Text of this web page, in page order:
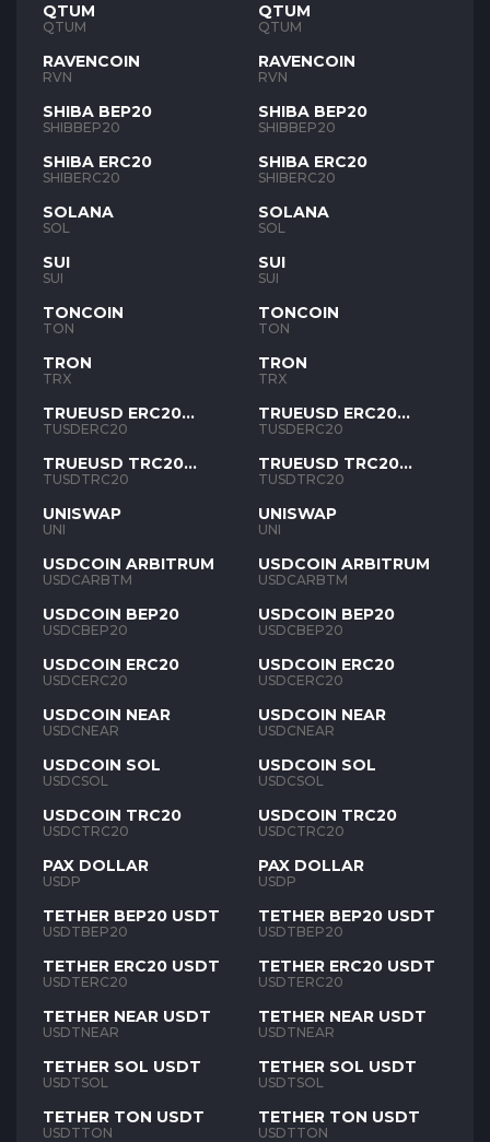
QTUM
QTUM
RAVENCOIN
RVN
SHIBA BEP20
SHIBBEP20
SHIBA ERC20
SHIBERC20
SOLANA
SOL
SUI
SUI
TONCOIN
TON
TRON
TRX
TRUEUSD ERC20
TUSD
TUSDERC20
TRUEUSD TRC20
TUSD
TUSDTRC20
UNISWAP
UNI
USDCOIN ARBITRUM
USDCARBTM
USDCOIN BEP20
USDCBEP20
USDCOIN ERC20
USDCERC20
USDCOIN NEAR
USDCNEAR
USDCOIN SOL
USDCSOL
USDCOIN TRC20
USDCTRC20
PAX DOLLAR
USDP
TETHER BEP20 USDT
USDTBEP20
TETHER ERC20 USDT
USDTERC20
TETHER NEAR USDT
USDTNEAR
TETHER SOL USDT
USDTSOL
TETHER TON USDT
USDTTON
QTUM
QTUM
RAVENCOIN
RVN
SHIBA BEP20
SHIBBEP20
SHIBA ERC20
SHIBERC20
SOLANA
SOL
SUI
SUI
TONCOIN
TON
TRON
TRX
TRUEUSD ERC20
TUSD
TUSDERC20
TRUEUSD TRC20
TUSD
TUSDTRC20
UNISWAP
UNI
USDCOIN ARBITRUM
USDCARBTM
USDCOIN BEP20
USDCBEP20
USDCOIN ERC20
USDCERC20
USDCOIN NEAR
USDCNEAR
USDCOIN SOL
USDCSOL
USDCOIN TRC20
USDCTRC20
PAX DOLLAR
USDP
TETHER BEP20 USDT
USDTBEP20
TETHER ERC20 USDT
USDTERC20
TETHER NEAR USDT
USDTNEAR
TETHER SOL USDT
USDTSOL
TETHER TON USDT
USDTTON